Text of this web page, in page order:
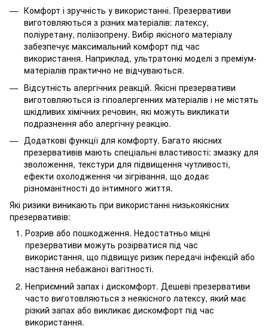
Комфорт і зручність у використанні. Презервативи
виготовляються з різних матеріалів: латексу,
поліуретану, поліізопрену. Вибір якісного матеріалу
забезпечує максимальний комфорт під час
використання. Наприклад, ультратонкі моделі з преміум-
матеріалів практично не відчуваються.
Відсутність алергічних реакцій. Якісні презервативи
виготовляються із гіпоалергенних матеріалів і не містять
шкідливих хімічних речовин, які можуть викликати
подразнення або алергічну реакцію.
Додаткові функції для комфорту. Багато якісних
презервативів мають спеціальні властивості: змазку для
зволоження, текстури для підвищення чутливості,
ефекти охолодження чи зігрівання, що додає
різноманітності до інтимного життя.
Які ризики виникають при використанні низькоякісних
презервативів:
Розрив або пошкодження. Недостатньо міцні
презервативи можуть розірватися під час
використання, що підвищує ризик передачі інфекцій або
настання небажаної вагітності.
Неприємний запах і дискомфорт. Дешеві презервативи
часто виготовляються з неякісного латексу, який має
різкий запах або викликає дискомфорт під час
використання.